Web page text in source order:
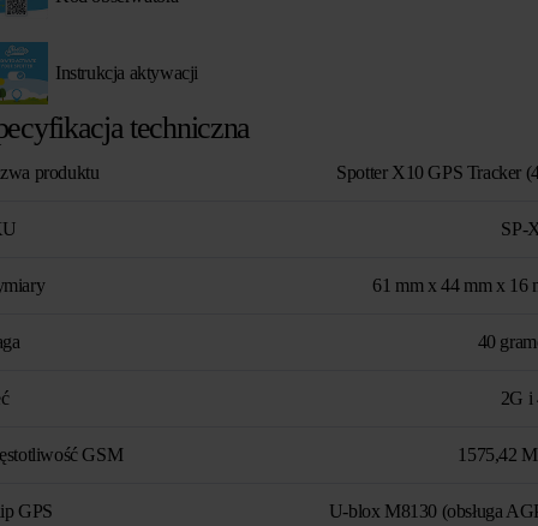
techniczna
produktu Spotter X10 GPS Tracker
SP-
61 mm x 44 mm x 16
40
2G i
GSM 1575,42
GPS U-blox M8130 (obsługa
Instrukcja aktywacji